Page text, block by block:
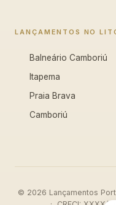
LANÇAMENTOS NO
Balneário Camboriú
Itapema
Praia Brava
Camboriú
© 2026 Lançamentos